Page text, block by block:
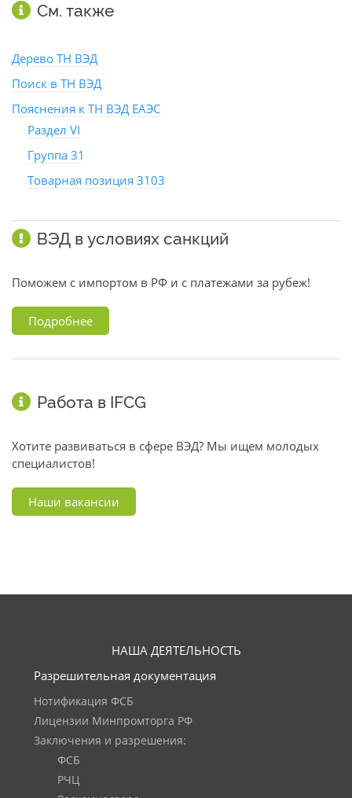
См. также
Дерево ТН ВЭД
Поиск в ТН ВЭД
Пояснения к ТН ВЭД ЕАЭС
Раздел VI
Группа 31
Товарная позиция 3103
ВЭД в условиях санкций
Поможем с импортом в РФ и с платежами за рубеж!
Подробнее
Работа в IFCG
Хотите развиваться в сфере ВЭД? Мы ищем молодых
специалистов!
Наши вакансии
НАША ДЕЯТЕЛЬНОСТЬ
Разрешительная документация
Нотификация ФСБ
Лицензии Минпромторга РФ
Заключения и разрешения:
ФСБ
РЧЦ